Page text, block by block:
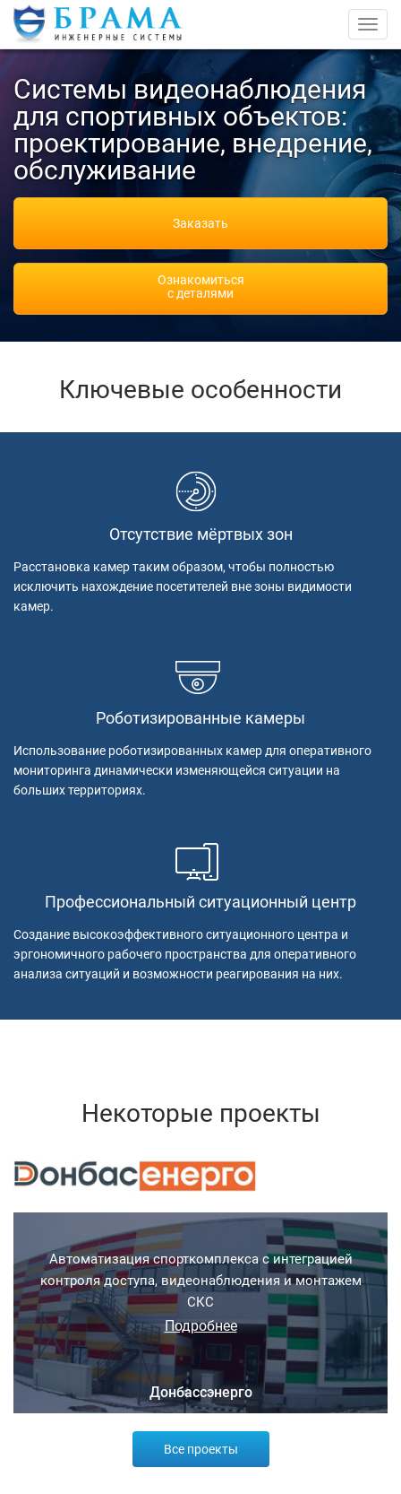
Системы видеонаблюдения
для спортивных объектов:
проектирование, внедрение,
обслуживание
Заказать
Ознакомиться
с деталями
Ключевые особенности
Отсутствие мёртвых зон
Расстановка камер таким образом, чтобы полностью
исключить нахождение посетителей вне зоны видимости
камер.
Роботизированные камеры
Использование роботизированных камер для оперативного
мониторинга динамически изменяющейся ситуации на
больших территориях.
Профессиональный ситуационный центр
Создание высокоэффективного ситуационного центра и
эргономичного рабочего пространства для оперативного
анализа ситуаций и возможности реагирования на них.
Некоторые проекты
Автоматизация спорткомплекса с интеграцией
контроля доступа, видеонаблюдения и монтажем
СКС
Подробнее
Донбассэнерго
Все проекты